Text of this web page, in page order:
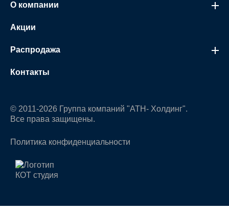
О компании
Акции
Распродажа
Контакты
© 2011-2026 Группа компаний "АТН- Холдинг".
Все права защищены.
Политика конфиденциальности